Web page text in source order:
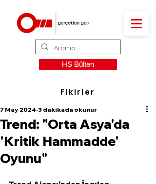
HS Bülten
Fikirler
Trend: "Orta Asya'da
'Kritik Hammadde'
Oyunu"
7 May 2024 3 dakikada okunur